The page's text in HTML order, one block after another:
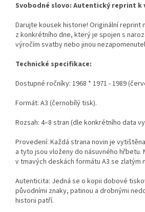
Svobodné slovo: Autentický reprint k
Darujte kousek historie! Originální reprint
z konkrétního dne, který je spojen s
výročím svatby nebo jinou
Technické specifikace:
Dostupné ročníky: 1968 * 1971 - 1989
Formát: A3 (černobílý tisk).
Rozsah: 4–8 stran (dle konkrétního data
Provedení: Každá strana novin je
a tyto jsou vloženy do násuvného hřbetu.
v tmavých deskách formátu A3 se zlatým
Autenticita: Jedná se o kopii dobové
původními znaky, patinou a drobnými
historii patří.